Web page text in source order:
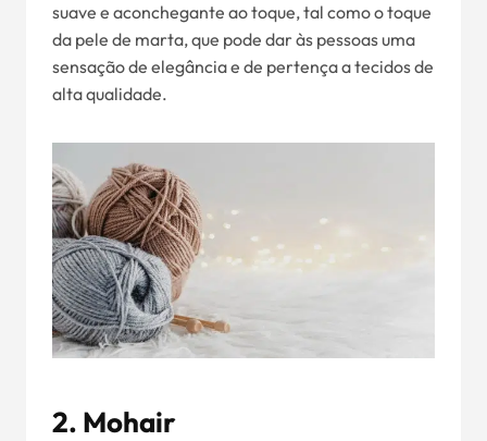
suave e aconchegante ao toque, tal como o toque
da pele de marta, que pode dar às pessoas uma
sensação de elegância e de pertença a tecidos de
alta qualidade.
2. Mohair